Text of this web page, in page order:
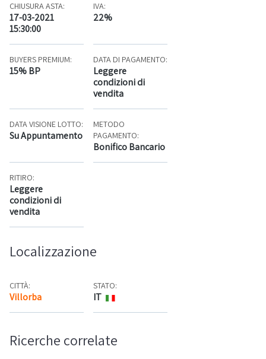
CHIUSURA ASTA:
17-03-2021
15:30:00
IVA:
22%
BUYERS PREMIUM:
15% BP
DATA DI PAGAMENTO:
Leggere
condizioni di
vendita
DATA VISIONE LOTTO:
Su Appuntamento
METODO
PAGAMENTO:
Bonifico Bancario
RITIRO:
Leggere
condizioni di
vendita
Localizzazione
CITTÀ:
Villorba Mappa
STATO:
IT
Ricerche correlate